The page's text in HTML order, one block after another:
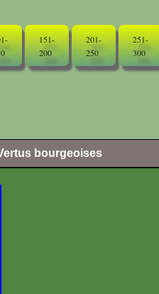
151-
200
201-
250
251-
300
bourgeoises